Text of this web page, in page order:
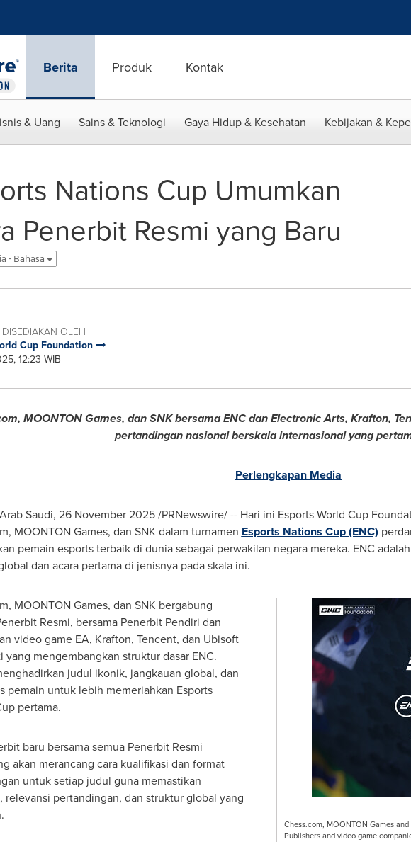
Berita Produk Kontak
& Uang Sains & Teknologi Gaya Hidup & Kesehatan Kebijakan &
Nations Cup Umumkan
Penerbit Resmi yang Baru
- Bahasa
DISEDIAKAN OLEH
Cup Foundation
12:23 WIB
MOONTON Games, dan SNK bersama ENC dan Electronic Arts, Krafton,
pertandingan nasional berskala internasional yang
Perlengkapan Media
Saudi, 26 November 2025/PRNewswire/ -- Hari ini Esports World Cup
MOONTON Games, dan SNK dalam turnamen Esports Nations Cup (ENC)
pemain esports terbaik di dunia sebagai perwakilan negara mereka. ENC
dan acara pertama di jenisnya pada skala ini.
Chess.com, MOONTON Games
Publishers and video game
MOONTON Games, dan SNK bergabung
Resmi, bersama Penerbit Pendiri dan
video game EA, Krafton, Tencent, dan Ubisoft
yang mengembangkan struktur dasar ENC.
judul ikonik, jangkauan global, dan
pemain untuk lebih memeriahkan Esports
pertama.
baru bersama semua Penerbit Resmi
akan merancang cara kualifikasi dan format
untuk setiap judul guna memastikan
relevansi pertandingan, dan struktur global yang